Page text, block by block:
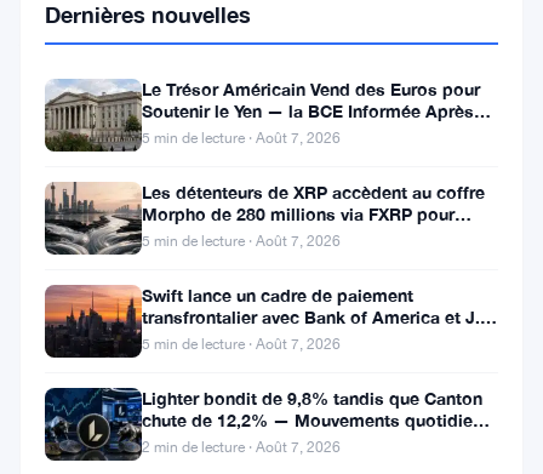
Avalanche
AVAX)
connu
une
forte
augmentation
l’adoption
utilisateurs
Dernières nouvelles
Le Trésor Américain Vend des Euros pour
Soutenir le Yen — la BCE Informée Après
Coup
5 min de lecture · Août 7, 2026
Les détenteurs de XRP accèdent au coffre
Morpho de 280 millions via FXRP pour
emprunter des RLUSD
5 min de lecture · Août 7, 2026
Swift lance un cadre de paiement
transfrontalier avec Bank of America et J.P.
Morgan dans 25 pays
5 min de lecture · Août 7, 2026
Lighter bondit de 9,8% tandis que Canton
chute de 12,2% — Mouvements quotidiens
du 7 août
2 min de lecture · Août 7, 2026